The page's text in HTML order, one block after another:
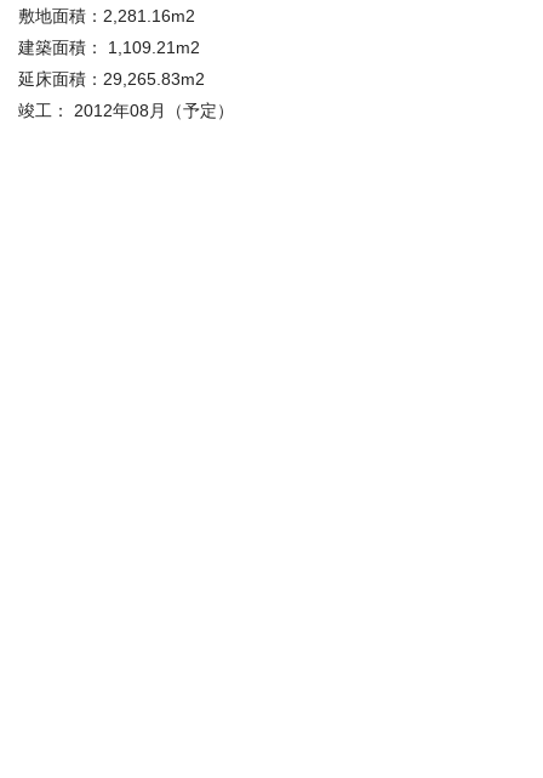
敷地面積：2,281.16m2
建築面積： 1,109.21m2
延床面積：29,265.83m2
竣工： 2012年08月（予定）